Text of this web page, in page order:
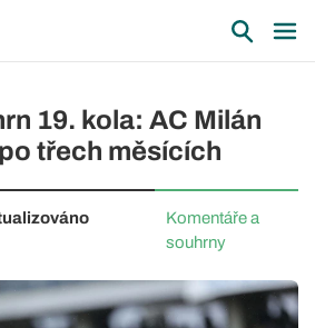
19. kola: AC Milán
třech měsících
Komentáře a
souhrny